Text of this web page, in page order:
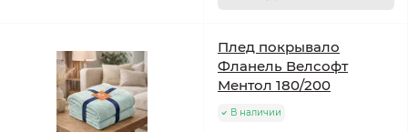
Плед покрывало
Фланель Велсофт
Ментол 180/200
В наличии